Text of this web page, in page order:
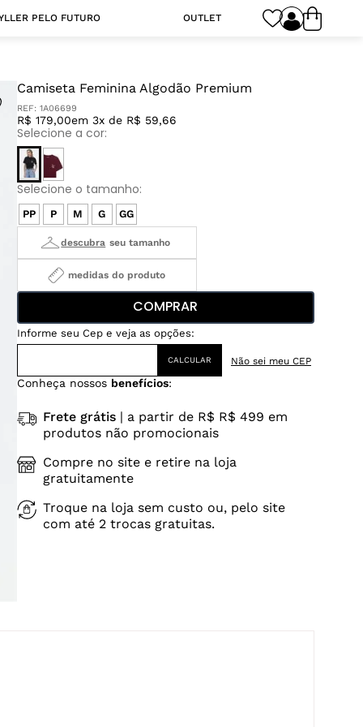
PELO FUTURO OUTLET
Camiseta Feminina Algodão Premium
REF: 1A06699
R$ 179,00em 3x de R$ 59,66
PP P M G GG
medidas do produto
COMPRAR
Não sei meu CEP
Conheça nossos benefícios:
Frete grátis| a partir de R$ R$ 499 em
produtos não promocionais
Compre no site e retire na loja
gratuitamente
Troque na loja sem custo ou, pelo site
com até 2 trocas gratuitas.